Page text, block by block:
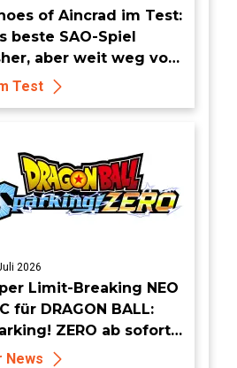
of Aincrad im Test:
beste SAO-Spiel
aber weit weg vom
Test
2026
Limit-Breaking NEO
für DRAGON BALL:
ZERO ab sofort
News